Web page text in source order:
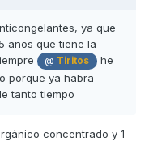
ya que
años que tiene la
@ Tiritos
he
porque ya habra
tanto tiempo
concentrado y 1